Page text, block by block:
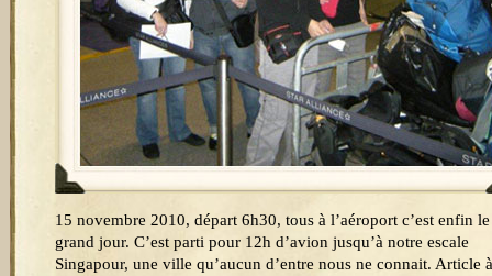
15 novembre 2010, départ 6h30, tous à l’aéroport c’est enfin le
grand jour. C’est parti pour 12h d’avion jusqu’à notre escale
Singapour, une ville qu’aucun d’entre nous ne connait. Article à